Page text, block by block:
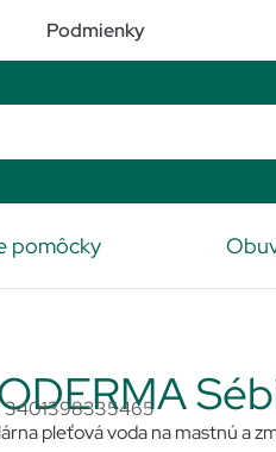
Podmienky
pomôcky
3401398335465
pleťová voda na mastnú a